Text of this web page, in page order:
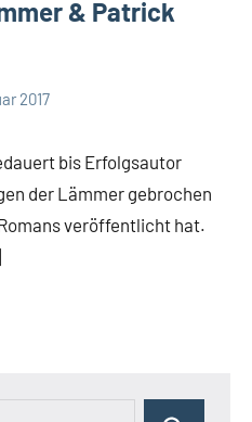
& Patrick
2017
bis Erfolgsautor
der Lämmer gebrochen
veröffentlicht hat.